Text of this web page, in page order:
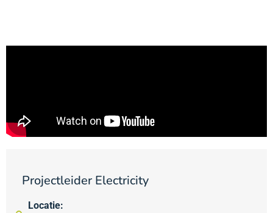
Projectleider Electricity
Locatie: